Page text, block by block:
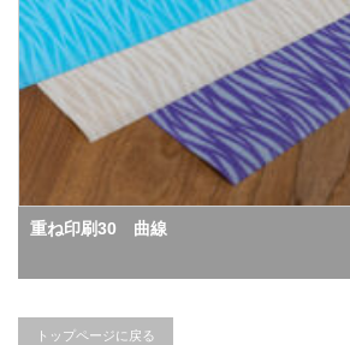
重ね印刷30 曲線
トップページに戻る